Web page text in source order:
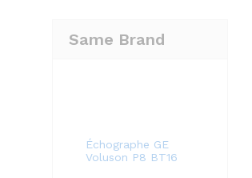
Same Brand
Échographe GE
Voluson P8 BT16